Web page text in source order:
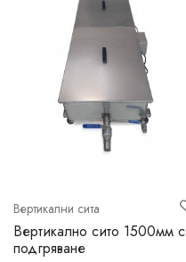
Вертикални сита
Вертикално сито 1500мм с
подгряване